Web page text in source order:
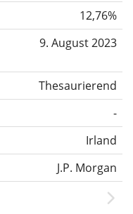
12,76%
9. August 2023
Thesaurierend
-
Irland
J.P. Morgan